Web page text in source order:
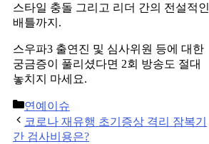
스타일 충돌 그리고 리더 간의 전설적인
배틀까지.
스우파3 출연진 및 심사위원 등에 대한
궁금증이 풀리셨다면 2회 방송도 절대
놓치지 마세요.
Categories
연예이슈
Post
navigation
코로나 재유행 초기증상 격리 잠복기
간 검사비용은?